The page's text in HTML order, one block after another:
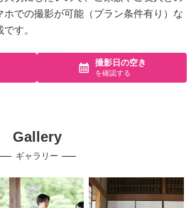
での撮影が可能（プラン条件有り）な
す。
撮影日の空き
を確認する
Gallery
ギャラリー